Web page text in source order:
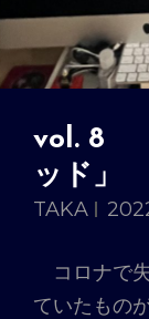
vol. 8
ッド」
TAKA
コロナで
ていたもの